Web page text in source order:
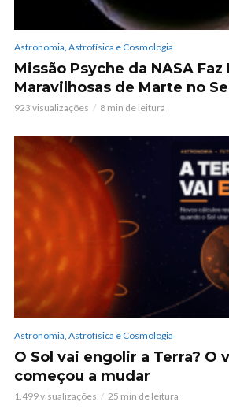
Astronomia, Astrofísica e Cosmologia
Missão Psyche da NASA
Maravilhosas de Marte no
923 visualizações 8 min de leitura
Astronomia, Astrofísica e Cosmologia
O Sol vai engolir a Terra? O
começou a mudar
1.499 visualizações 25 min de leitura